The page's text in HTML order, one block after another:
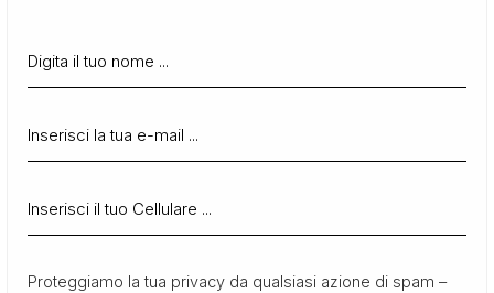
Proteggiamo la tua privacy da qualsiasi azione di spam –